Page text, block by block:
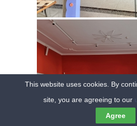
This website uses cookies. By
site, you are agreeing to our
Agree